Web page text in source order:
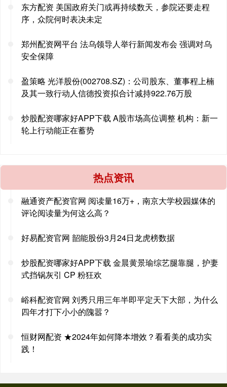
东方配资 美国政府关门或再持续数天，参院还要走程
序，众院何时表决未定
郑州配资网平台 法乌领导人举行新闻发布会 强调对乌
安全保障
盈策略 光洋股份(002708.SZ)：公司股东、董事程上楠
及其一致行动人信德投资拟合计减持922.76万股
炒股配资哪家好APP下载 A股市场高位调整 机构：新一
轮上行动能正在蓄势
热点资讯
融通资产配资官网 阅读量16万+，南京大学校园媒体的
评论阅读量为何这么高？
好易配资官网 韶能股份3月24日龙虎榜数据
炒股配资哪家好APP下载 金晨黄景瑜综艺腿靠腿，护妻
式挡锅灰引 CP 粉狂欢
峪科配资官网 刘秀只用三年半即平定天下大部，为什么
四年才打下小小的隗嚣？
恒财网配资 ★2024年如何降本增效？看看美的成功实
践！